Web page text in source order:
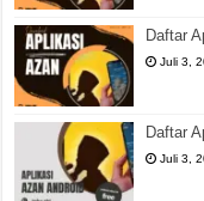
Daftar
Juli 3,
Daftar
Juli 3,